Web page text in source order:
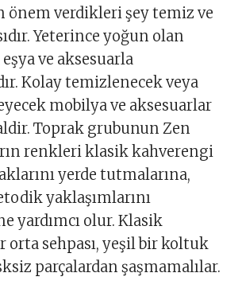
önem verdikleri şey temiz ve
Yeterince yoğun olan
ve aksesuarla
Kolay temizlenecek veya
mobilya ve aksesuarlar
Toprak grubunun Zen
renkleri klasik kahverengi
yerde tutmalarına,
yaklaşımlarını
yardımcı olur. Klasik
orta sehpası, yeşil bir koltuk
parçalardan şaşmamalılar.